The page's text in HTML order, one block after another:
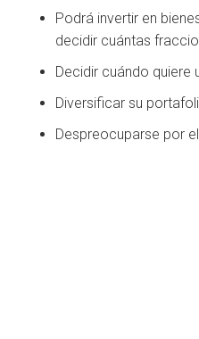
Podrá invertir en
decidir cuántas
Decidir cuándo quiere
Diversificar su
Despreocuparse por